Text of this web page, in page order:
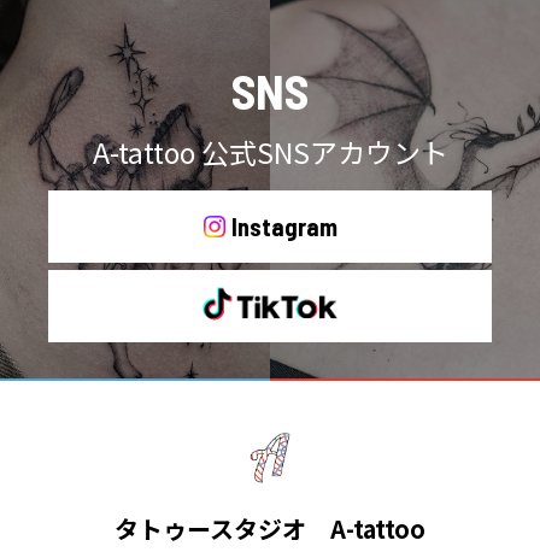
SNS
A-tattoo 公式SNSアカウント
Instagram
タトゥースタジオ A-tattoo